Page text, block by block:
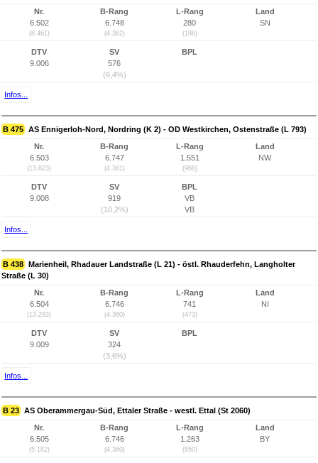
Nr.
6.502
(8.461)
B-Rang
6.748
(4.362)
L-Rang
280
(188)
Land
SN
DTV
9.006
SV
576
(6,4%)
BPL
Infos...
B 475 AS Ennigerloh-Nord, Nordring (K 2) - OD Westkirchen, Ostenstraße (L 793)
Nr.
6.503
(13.823)
B-Rang
6.747
(4.361)
L-Rang
1.551
(968)
Land
NW
DTV
9.008
SV
919
(10,2%)
BPL
VB
VB
Infos...
B 438 Marienheil, Rhadauer Landstraße (L 21) - östl. Rhauderfehn, Langholter
Straße (L 30)
Nr.
6.504
(13.283)
B-Rang
6.746
(4.360)
L-Rang
741
(473)
Land
NI
DTV
9.009
SV
324
(3,6%)
BPL
Infos...
B 23 AS Oberammergau-Süd, Ettaler Straße - westl. Ettal (St 2060)
Nr.
6.505
(5.182)
B-Rang
6.746
(4.360)
L-Rang
1.263
(850)
Land
BY